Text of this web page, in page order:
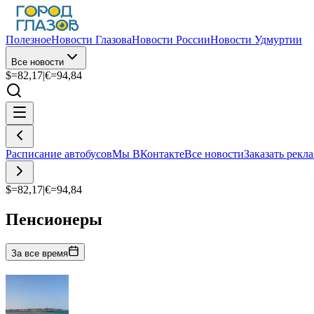
ПолезноеНовости ГлазоваНовости РоссииНовости Удмуртии
Все новости
$=82,17|€=94,84
Расписание автобусовМы ВКонтактеВсе новостиЗаказать
$=82,17|€=94,84
Пенсионеры
За все время